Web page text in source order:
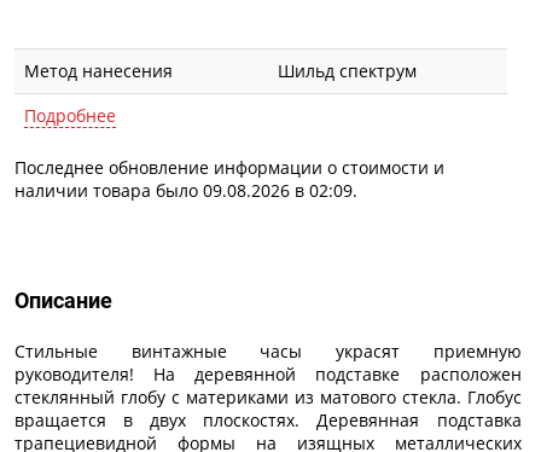
Метод нанесения
Шильд спектрум
Подробнее
Последнее обновление информации о стоимости и
наличии товара было 09.08.2026 в 02:09.
Описание
Стильные винтажные часы украсят приемную
руководителя! На деревянной подставке расположен
стеклянный глобу с материками из матового стекла. Глобус
вращается в двух плоскостях. Деревянная подставка
трапециевидной формы на изящных металлических